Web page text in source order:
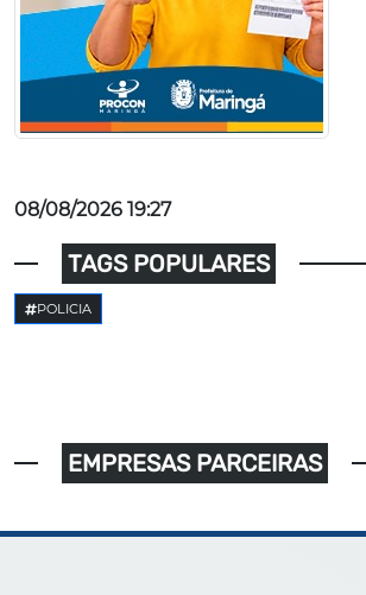
08/08/2026 19:27
TAGS POPULARES
POLICIA
EMPRESAS PARCEIRAS